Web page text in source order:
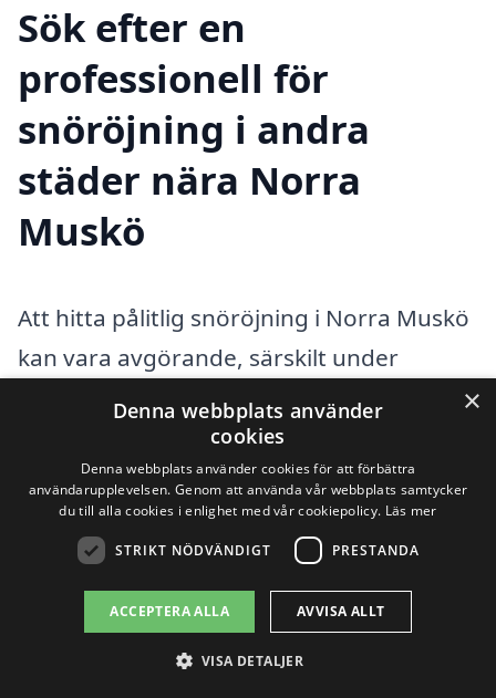
Sök efter en
professionell för
snöröjning i andra
städer nära Norra
Muskö
Att hitta pålitlig snöröjning i Norra Muskö
kan vara avgörande, särskilt under
vintermånaderna när snön faller tungt
och gör vägar och gångbanor svåra att
navigera. Att anlita ett professionellt
snöröjningsföretag säkerställer inte bara
säkerheten utan också att området hålls
tillgängligt för både boende och
besökare. Oavsett om du behöver
snöröjning för din bostad, företag eller
×
Denna webbplats använder
cookies
Denna webbplats använder cookies för att förbättra
användarupplevelsen. Genom att använda vår webbplats samtycker
du till alla cookies i enlighet med vår cookiepolicy. Läs mer
STRIKT NÖDVÄNDIGT PRESTANDA
ACCEPTERA ALLA AVVISA ALLT
VISA DETALJER